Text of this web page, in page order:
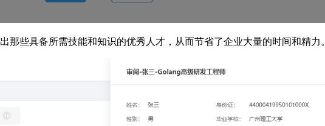
些具备所需技能和知识的优秀人才，从而节省了企业大量的时间和精力。